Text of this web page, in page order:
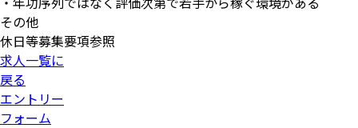
その他
休日等募集要項参照
求人一覧に
戻る
エントリー
フォーム